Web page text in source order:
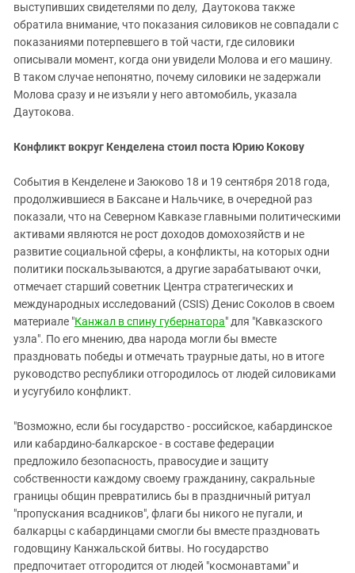
выступивших свидетелями по делу, Даутокова также
обратила внимание, что показания силовиков не совпадали с
показаниями потерпевшего в той части, где силовики
описывали момент, когда они увидели Молова и его машину.
В таком случае непонятно, почему силовики не задержали
Молова сразу и не изъяли у него автомобиль, указала
Даутокова.
Конфликт вокруг Кенделена стоил поста Юрию Кокову
События в Кенделене и Заюково 18 и 19 сентября 2018 года,
продолжившиеся в Баксане и Нальчике, в очередной раз
показали, что на Северном Кавказе главными политическими
активами являются не рост доходов домохозяйств и не
развитие социальной сферы, а конфликты, на которых одни
политики поскальзываются, а другие зарабатывают очки,
отмечает старший советник Центра стратегических и
международных исследований (CSIS) Денис Соколов в своем
материале "Канжал в спину губернатора" для "Кавказского
узла". По его мнению, два народа могли бы вместе
праздновать победы и отмечать траурные даты, но в итоге
руководство республики отгородилось от людей силовиками
и усугубило конфликт.
"Возможно, если бы государство - российское, кабардинское
или кабардино-балкарское - в составе федерации
предложило безопасность, правосудие и защиту
собственности каждому своему гражданину, сакральные
границы общин превратились бы в праздничный ритуал
"пропускания всадников", флаги бы никого не пугали, и
балкарцы с кабардинцами смогли бы вместе праздновать
годовщину Канжальской битвы. Но государство
предпочитает отгородится от людей "космонавтами" и